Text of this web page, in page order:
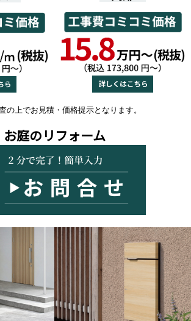
の上でお見積・価格提示となります。
お庭のリフォーム